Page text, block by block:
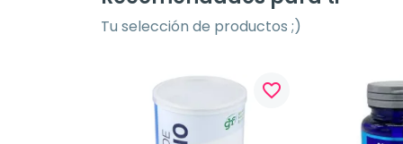
Tu selección de productos ;)
favorite_border